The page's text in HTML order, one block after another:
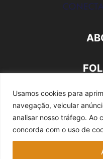
Usamos cookies para
navegação, veicular
analisar nosso tráfego. Ao
concorda com o uso de
Quem somos